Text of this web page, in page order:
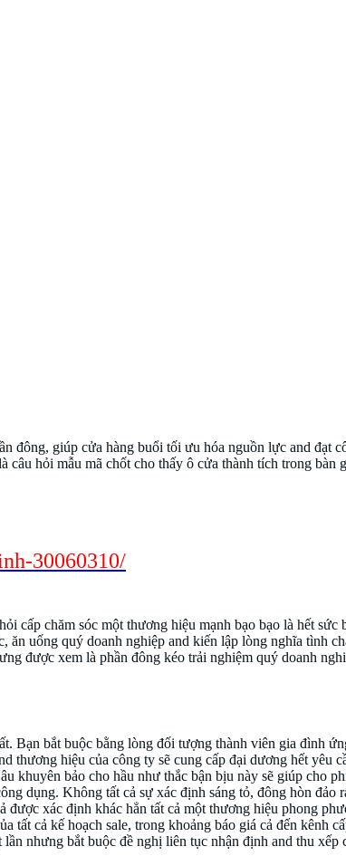
đông, giúp cửa hàng buổi tối ưu hóa nguồn lực and đạt
hỏi mẫu mã chốt cho thấy ô cửa thành tích trong bàn
30060310/
cấp chăm sóc một thương hiệu mạnh bạo bạo là hết sức
ăn uống quý doanh nghiệp and kiến lập lòng nghĩa tình
được xem là phần đông kéo trải nghiệm quý doanh
Bạn bắt buộc bằng lòng đối tượng thành viên gia đình
thương hiệu của công ty sẽ cung cấp đại dương hết yêu
khuyên bảo cho hầu như thắc bận bịu này sẽ giúp cho
dụng. Không tất cả sự xác định sáng tỏ, đông hòn đảo
xác định khác hẳn tất cả một thương hiệu phong
tất cả kế hoạch sale, trong khoảng báo giá cả đến kênh
nhưng bắt buộc đề nghị liên tục nhận định and thu xếp